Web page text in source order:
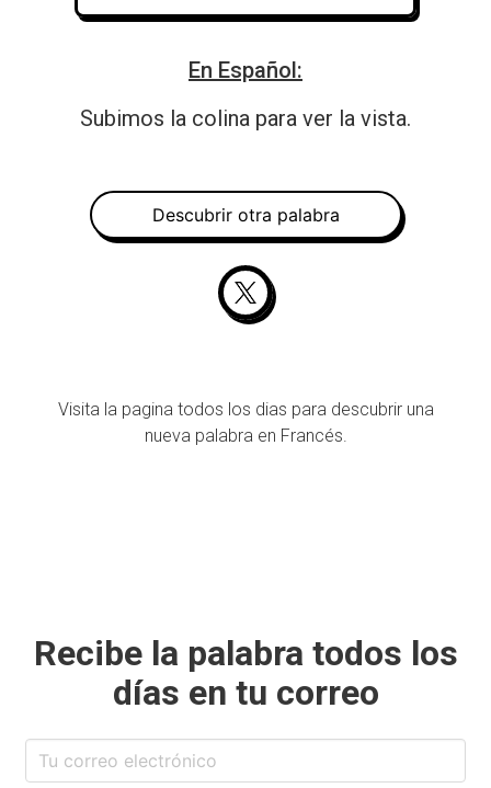
En Español:
Subimos la colina para ver la vista.
Descubrir otra palabra
Visita la pagina todos los dias para descubrir una
nueva palabra en Francés.
Recibe la palabra todos los
días en tu correo